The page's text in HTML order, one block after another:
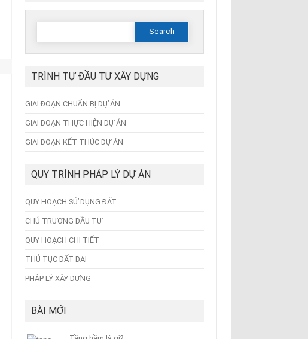
Search
TRÌNH TỰ ĐẦU TƯ XÂY DỰNG
GIAI ĐOẠN CHUẨN BỊ DỰ ÁN
GIAI ĐOẠN THỰC HIỆN DỰ ÁN
GIAI ĐOẠN KẾT THÚC DỰ ÁN
QUY TRÌNH PHÁP LÝ DỰ ÁN
QUY HOẠCH SỬ DỤNG ĐẤT
CHỦ TRƯƠNG ĐẦU TƯ
QUY HOẠCH CHI TIẾT
THỦ TỤC ĐẤT ĐAI
PHÁP LÝ XÂY DỰNG
BÀI MỚI